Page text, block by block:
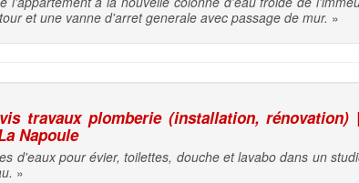
et une vanne d'arret generale avec passage de mur. »
travaux plomberie (installation,
Napoule
d'eaux pour évier, toilettes, douche et lavabo dans un
»